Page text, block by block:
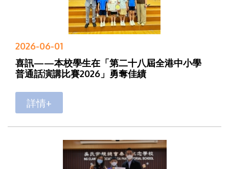
2026-06-01
喜訊——本校學生在「第二十八屆全港中小學
普通話演講比賽2026」勇奪佳績
詳情+